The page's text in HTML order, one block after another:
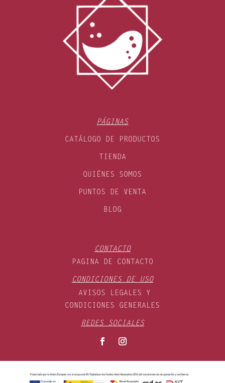
PÁGINAS
CATÁLOGO DE PRODUCTOS
TIENDA
QUIÉNES SOMOS
PUNTOS DE VENTA
BLOG
CONTACTO
PAGINA DE CONTACTO
CONDICIONES DE USO
AVISOS LEGALES Y
CONDICIONES GENERALES
REDES SOCIALES